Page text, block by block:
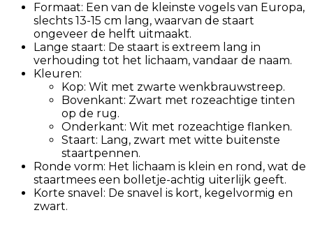
Formaat: Een van de kleinste vogels van Europa,
slechts 13-15 cm lang, waarvan de staart
ongeveer de helft uitmaakt.
Lange staart: De staart is extreem lang in
verhouding tot het lichaam, vandaar de naam.
Kleuren:
Kop: Wit met zwarte wenkbrauwstreep.
Bovenkant: Zwart met rozeachtige tinten
op de rug.
Onderkant: Wit met rozeachtige flanken.
Staart: Lang, zwart met witte buitenste
staartpennen.
Ronde vorm: Het lichaam is klein en rond, wat de
staartmees een bolletje-achtig uiterlijk geeft.
Korte snavel: De snavel is kort, kegelvormig en
zwart.